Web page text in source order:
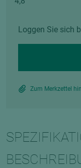
Loggen Sie sich
Zum Merkzettel